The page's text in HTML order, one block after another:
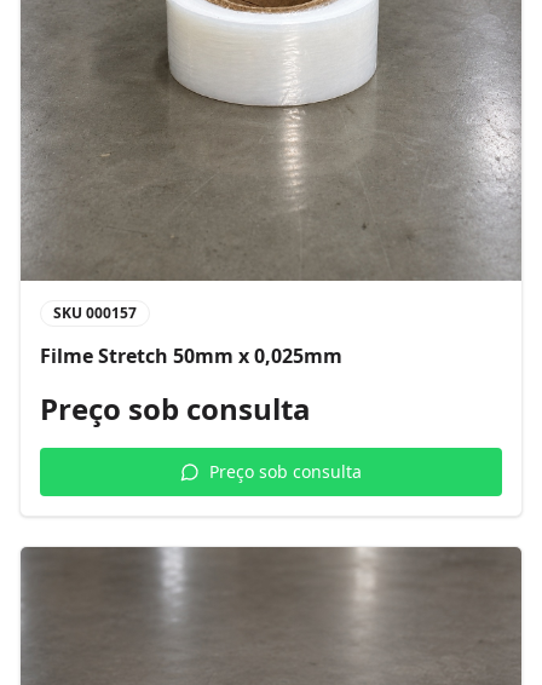
SKU 000157
Filme Stretch 50mm x 0,025mm
Preço sob consulta
Preço sob consulta